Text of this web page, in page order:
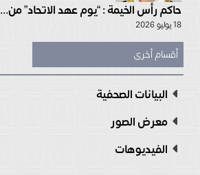
حاكم رأس الخيمة : “يوم عهد الاتحاد” من...
18 يوليو 2026
أقسام أخرى
البيانات الصحفية
معرض الصور
الفيديوهات